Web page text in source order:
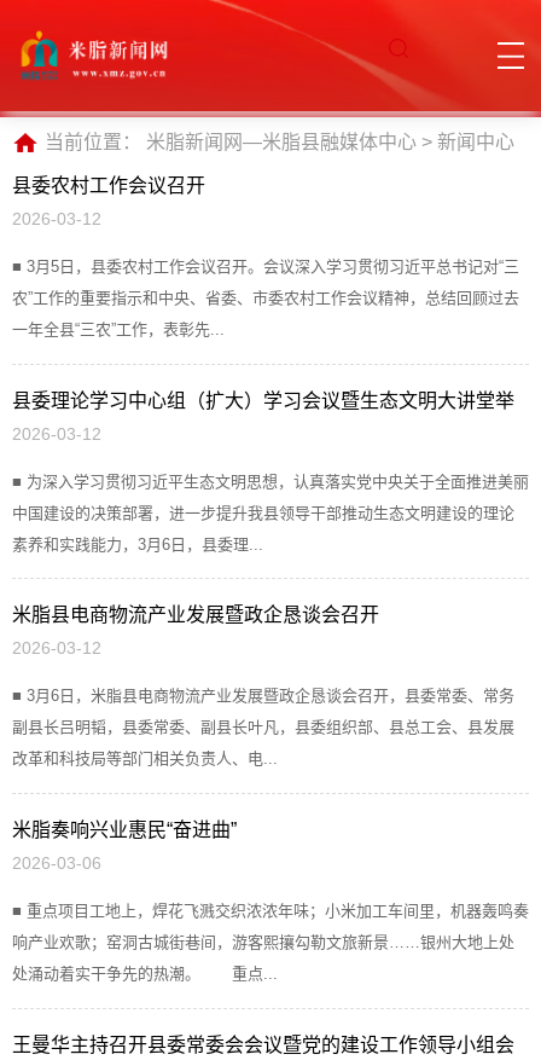
当前位置： 米脂新闻网—米脂县融媒体中心 > 新闻中心
县委农村工作会议召开
2026-03-12
■ 3月5日，县委农村工作会议召开。会议深入学习贯彻习近平总书记对“三
农”工作的重要指示和中央、省委、市委农村工作会议精神，总结回顾过去
一年全县“三农”工作，表彰先...
县委理论学习中心组（扩大）学习会议暨生态文明大讲堂举
行
2026-03-12
■ 为深入学习贯彻习近平生态文明思想，认真落实党中央关于全面推进美丽
中国建设的决策部署，进一步提升我县领导干部推动生态文明建设的理论
素养和实践能力，3月6日，县委理...
米脂县电商物流产业发展暨政企恳谈会召开
2026-03-12
■ 3月6日，米脂县电商物流产业发展暨政企恳谈会召开，县委常委、常务
副县长吕明韬，县委常委、副县长叶凡，县委组织部、县总工会、县发展
改革和科技局等部门相关负责人、电...
米脂奏响兴业惠民“奋进曲”
2026-03-06
■ 重点项目工地上，焊花飞溅交织浓浓年味；小米加工车间里，机器轰鸣奏
响产业欢歌；窑洞古城街巷间，游客熙攘勾勒文旅新景……银州大地上处
处涌动着实干争先的热潮。 重点...
王曼华主持召开县委常委会会议暨党的建设工作领导小组会